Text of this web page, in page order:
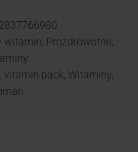
witamin, Prozdrowotne,
, vitamin pack, Witaminy,